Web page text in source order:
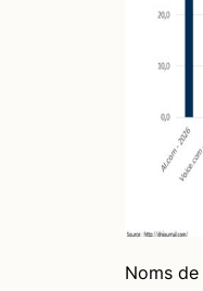
Noms